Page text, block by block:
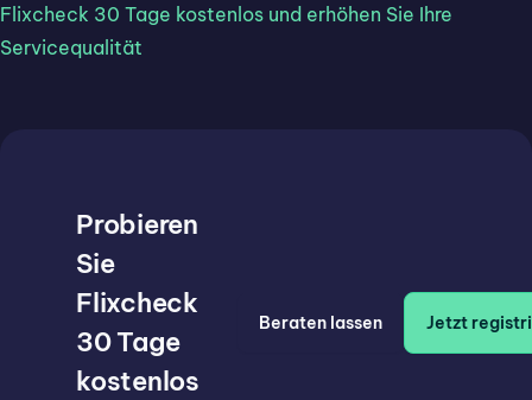
Flixcheck 30 Tage kostenlos und erhöhen Sie Ihre
Servicequalität
Probieren
Sie
Flixcheck
30 Tage
kostenlos
Beraten lassen Jetzt